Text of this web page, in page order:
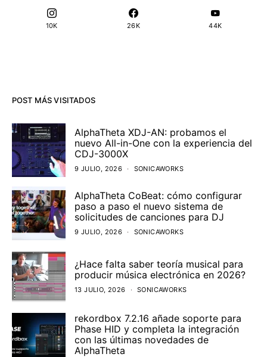
10K 26K 44K
POST MÁS VISITADOS
AlphaTheta XDJ-AN: probamos el
nuevo All-in-One con la experiencia del
CDJ-3000X
9 JULIO, 2026 SONICAWORKS
AlphaTheta CoBeat: cómo configurar
paso a paso el nuevo sistema de
solicitudes de canciones para DJ
9 JULIO, 2026 SONICAWORKS
¿Hace falta saber teoría musical para
producir música electrónica en 2026?
13 JULIO, 2026 SONICAWORKS
rekordbox 7.2.16 añade soporte para
Phase HID y completa la integración
con las últimas novedades de
AlphaTheta